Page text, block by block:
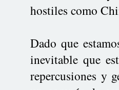
hostiles como
Dado que
inevitable que
repercusiones y